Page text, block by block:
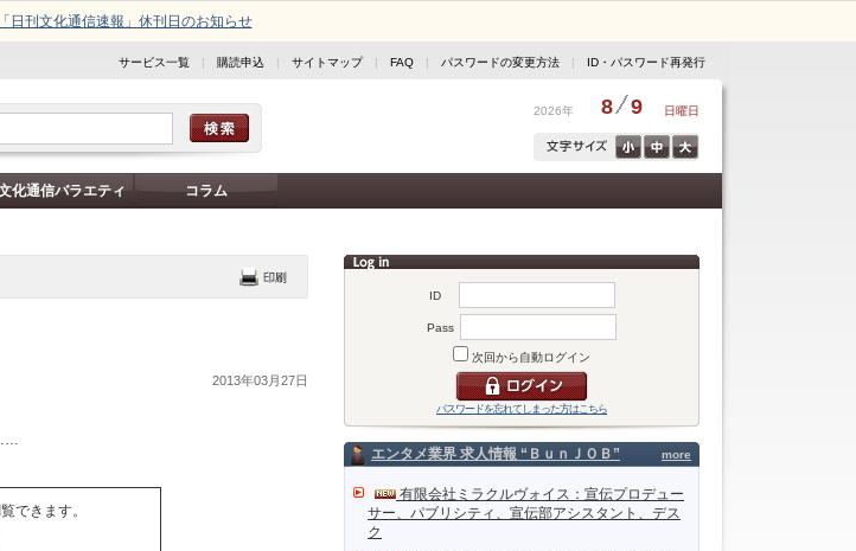
日刊文化通信速報」休刊日のお知らせ
サービス一覧 | 購読申込 | サイトマップ| FAQ | パスワードの変更方法 | ID・パスワード再発行
2026年 8 9 日曜日
化通信バラエティ コラム
ID
Pass
次回から自動ログイン
パスワードを忘れてしまった方はこちら
more
エンタメ業界 求人情報 “ＢｕｎＪＯＢ”
有限会社ミラクルヴォイス：宣伝プロデュー
サー、パブリシティ、宣伝部アシスタント、デス
ク
2013年03月27日
できます。